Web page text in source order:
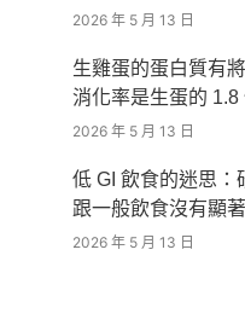
2026 年 5 月 13 日
生雞蛋的蛋白質有
消化率是生蛋的 1.8
2026 年 5 月 13 日
低 GI 飲食的迷思：
跟一般飲食沒有顯
2026 年 5 月 13 日